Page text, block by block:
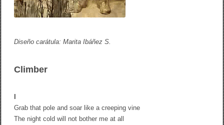
e
d
r
r
t
Diseño carátula: Marita Ibáñez S.
Climber
I
Grab that pole and soar like a creeping vine
The night cold will not bother me at all